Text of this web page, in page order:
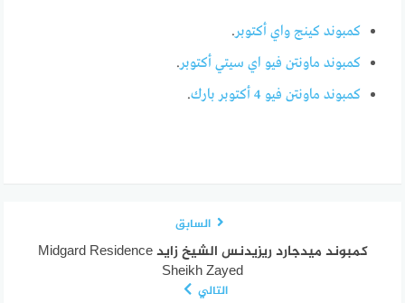
كمبوند كينج واي أكتوبر.
كمبوند ماونتن فيو اي سيتي أكتوبر.
كمبوند ماونتن فيو 4 أكتوبر بارك
.
السابق
كمبوند ميدجارد ريزيدنس الشيخ زايد Midgard Residence
Sheikh Zayed
التالي